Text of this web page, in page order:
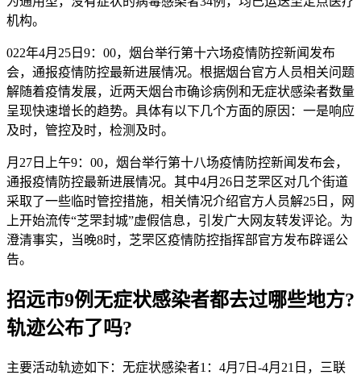
机构。
022年4月25日9：00，烟台举行第十六场疫情防控新闻发布
会，通报疫情防控最新进展情况。根据烟台官方人员相关问题
解随着疫情发展，近两天烟台市确诊病例和无症状感染者数量
呈现快速增长的趋势。具体有以下几个方面的原因：一是响应
及时，管控及时，检测及时。
月27日上午9：00，烟台举行第十八场疫情防控新闻发布会，
通报疫情防控最新进展情况。其中4月26日芝罘区对几个街道
采取了一些临时管控措施，相关情况介绍官方人员解25日，网
上开始流传“芝罘封城”虚假信息，引发广大网友转发评论。为
澄清事实，当晚8时，芝罘区疫情防控指挥部官方发布辟谣公
告。
招远市9例无症状感染者都去过哪些地方?
轨迹公布了吗?
主要活动轨迹如下：无症状感染者1：4月7日-4月21日，三联